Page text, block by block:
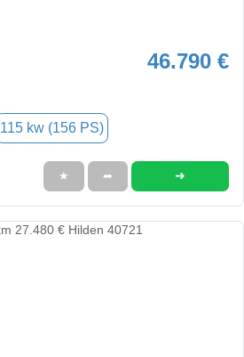
46.790 €
115 kw (156 PS)
★ ➦ ➜